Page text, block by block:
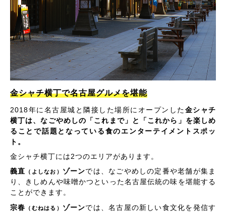
金シャチ横丁で名古屋グルメを堪能
2018年に名古屋城と隣接した場所にオープンした金シャチ
横丁は、なごやめしの「これまで」と「これから」を楽しめ
ることで話題となっている食のエンターテイメントスポッ
ト。
金シャチ横丁には2つのエリアがあります。
義直
（よしなお） ゾーンでは、なごやめしの定番や老舗が集ま
り、きしめんや味噌かつといった名古屋伝統の味を堪能する
ことができます。
宗春
（むねはる） ゾーンでは、名古屋の新しい食文化を発信す